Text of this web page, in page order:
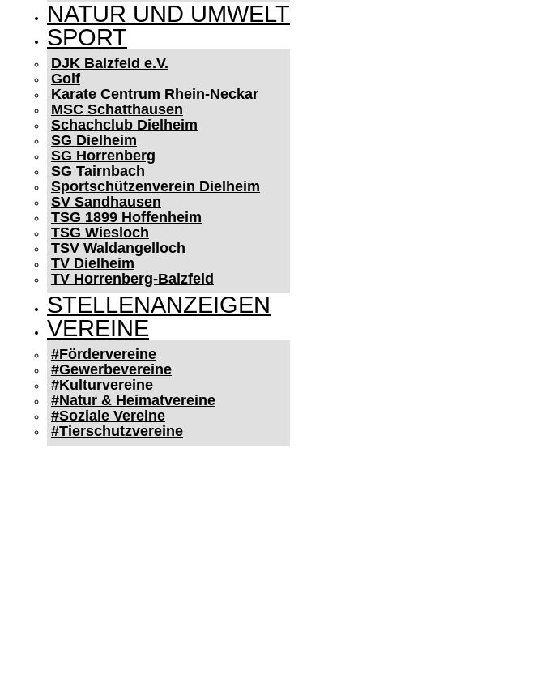
NATUR UND UMWELT
SPORT
DJK Balzfeld e.V.
Golf
Karate Centrum Rhein-Neckar
MSC Schatthausen
Schachclub Dielheim
SG Dielheim
SG Horrenberg
SG Tairnbach
Sportschützenverein Dielheim
SV Sandhausen
TSG 1899 Hoffenheim
TSG Wiesloch
TSV Waldangelloch
TV Dielheim
TV Horrenberg-Balzfeld
STELLENANZEIGEN
VEREINE
#Fördervereine
#Gewerbevereine
#Kulturvereine
#Natur & Heimatvereine
#Soziale Vereine
#Tierschutzvereine